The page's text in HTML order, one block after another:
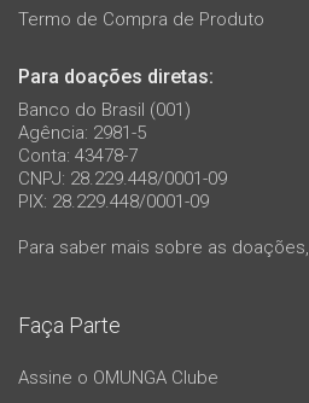
Termo de Compra de Produto
Para doações diretas:
Banco do Brasil (001)
Agência: 2981-5
Conta: 43478-7
CNPJ: 28.229.448/0001-09
PIX: 28.229.448/0001-09
Para saber mais sobre as doações,
Faça Parte
Assine o OMUNGA Clube